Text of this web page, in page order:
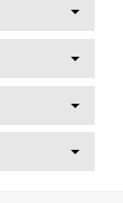



